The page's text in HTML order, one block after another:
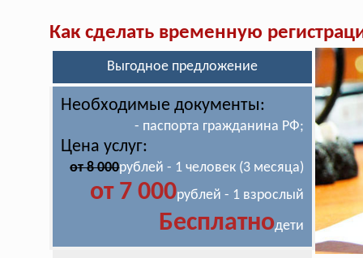
Как сделать временную
Выгодное предложение
Необходимые документы:
- паспорта гражданина РФ;
Цена услуг:
от 8 000рублей - 1 человек (3 месяца)
от 7 000рублей - 1 взрослый
Бесплатнодети